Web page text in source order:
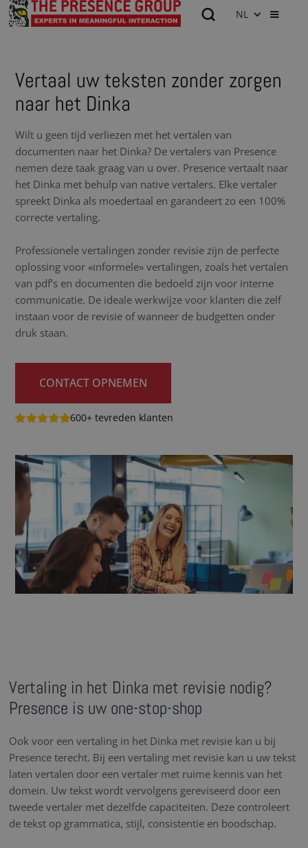
NL
Vertaal uw teksten zonder zorgen
naar het Dinka
Wilt u geen tijd verliezen met het vertalen van
documenten naar het Dinka? De vertalers van Presence
nemen deze taak graag van u over. Presence vertaalt naar
het Dinka met behulp van native vertalers. Elke vertaler
spreekt Dinka als moedertaal en garandeert zo een 100%
correcte vertaling.
Professionele vertalingen zonder revisie zijn de perfecte
oplossing voor «informele» vertalingen, zoals het vertalen
van pdf’s en documenten die bedoeld zijn voor interne
communicatie. De ideale werkwijze voor klanten die zelf
instaan voor de revisie of wanneer de budgetten onder
druk staan.
CONTACT OPNEMEN
600+ tevreden klanten
Vertaling in het Dinka met revisie nodig?
Presence is uw one-stop-shop
Ook voor een vertaling in het Dinka met revisie kan u bij
Presence terecht. Bij een vertaling met revisie kan u uw tekst
laten vertalen door een vertaler met ruime kennis van het
domein. Uw tekst wordt vervolgens gereviseerd door een
tweede vertaler met dezelfde capaciteiten. Deze controleert
de tekst op grammatica, stijl, consistentie en boodschap.